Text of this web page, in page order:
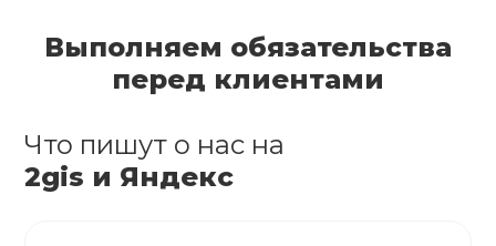
Выполняем обязательства
перед клиентами
Что пишут о нас на
2gis и Яндекс